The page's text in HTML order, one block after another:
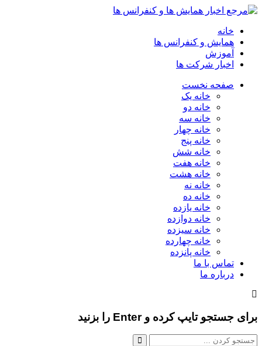
خانه
همایش و کنفرانس ها
آموزش
اخبار شرکت ها
صفحه نخست
خانه یک
خانه دو
خانه سه
خانه چهار
خانه پنج
خانه شش
خانه هفت
خانه هشت
خانه نه
خانه ده
خانه یازده
خانه دوازده
خانه سیزده
خانه چهارده
خانه پانزده
تماس با ما
درباره ما
برای جستجو تایپ کرده و Enter را بزنید